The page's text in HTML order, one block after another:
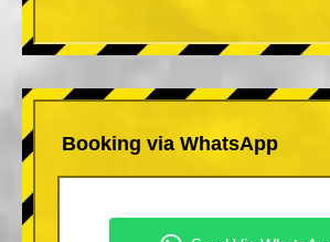
Booking via WhatsApp